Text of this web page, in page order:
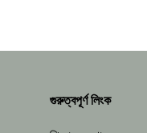
গুরুত্বপূর্ণ লিংক